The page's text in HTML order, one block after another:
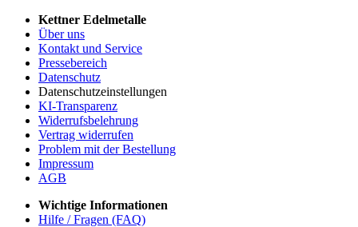
Kettner Edelmetalle
Über uns
Kontakt und Service
Pressebereich
Datenschutz
Datenschutzeinstellungen
KI-Transparenz
Widerrufsbelehrung
Vertrag widerrufen
Problem mit der Bestellung
Impressum
AGB
Wichtige Informationen
Hilfe / Fragen (FAQ)